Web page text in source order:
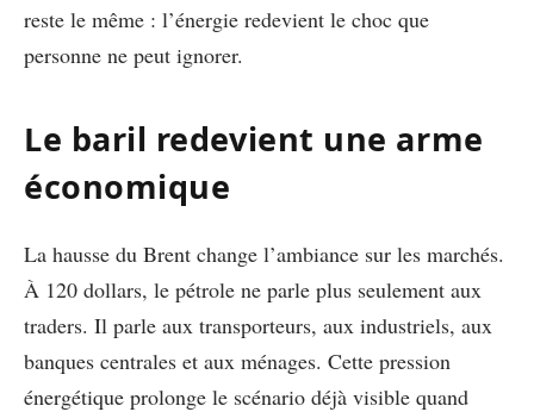
reste le même : l’énergie redevient le choc que
personne ne peut ignorer.
Le baril redevient une arme
économique
La hausse du Brent change l’ambiance sur les marchés.
À 120 dollars, le pétrole ne parle plus seulement aux
traders. Il parle aux transporteurs, aux industriels, aux
banques centrales et aux ménages. Cette pression
énergétique prolonge le scénario déjà visible quand